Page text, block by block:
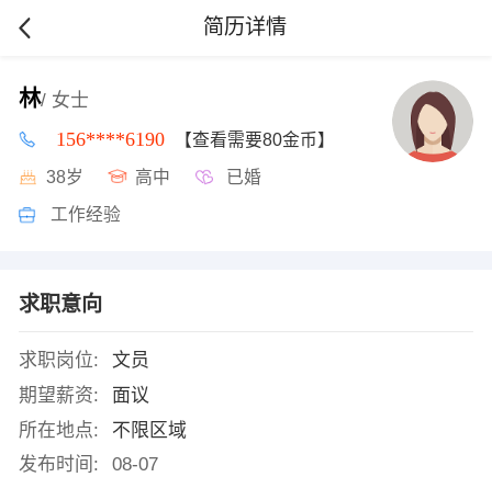
简历详情
林/ 女士
156****6190 【查看需要80金币】
38岁 高中 已婚
工作经验
求职意向
求职岗位:
文员
期望薪资:
面议
所在地点:
不限区域
发布时间:
08-07